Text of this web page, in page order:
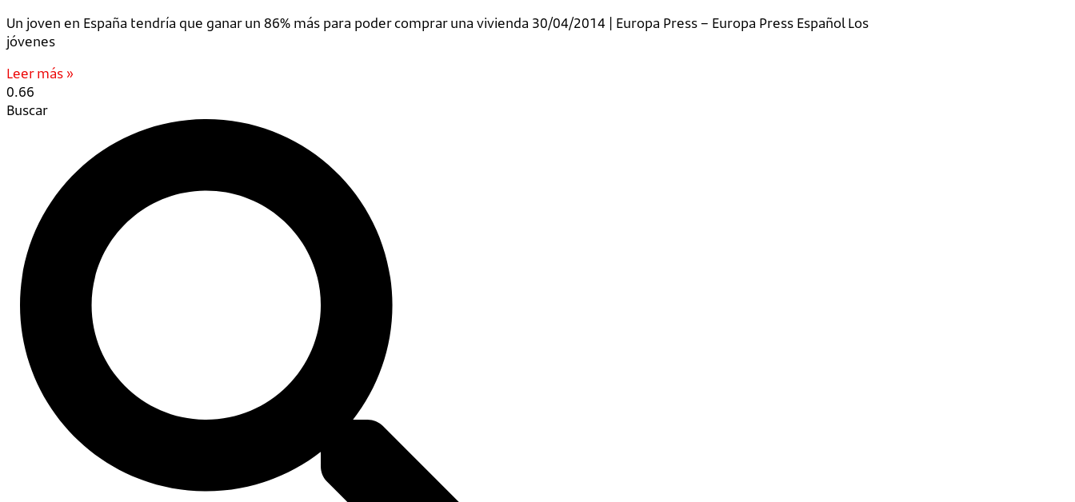
Un joven en España tendría que ganar un 86% más para poder comprar una vivienda 30/04/2014 | Europa Press – Europa Press Español Los
jóvenes
Leer más »
Buscar